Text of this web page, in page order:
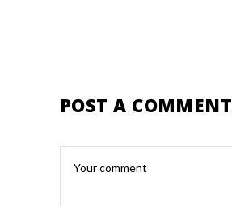
POST A COMMENT